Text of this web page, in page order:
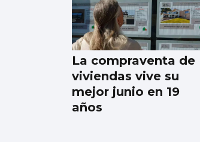
La compraventa de
viviendas vive su
mejor junio en 19
años